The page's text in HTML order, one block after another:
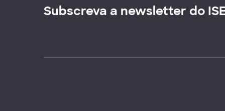
Subscreva a newsletter do